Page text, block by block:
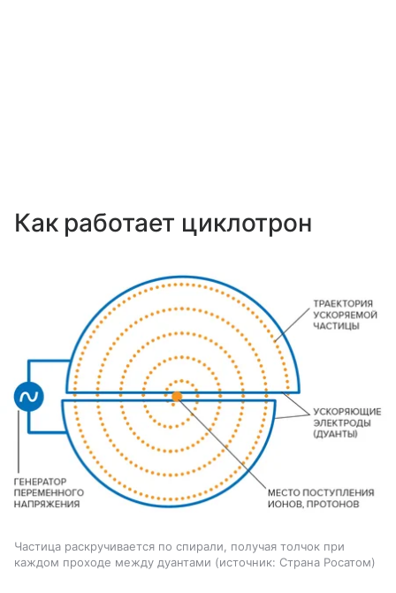
Как работает циклотрон
Частица раскручивается по спирали, получая толчок при
каждом проходе между дуантами
источник: Страна Росатом